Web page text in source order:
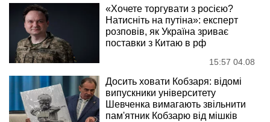
«Хочете торгувати з росією?
Натисніть на путіна»: експерт
розповів, як Україна зриває
поставки з Китаю в рф
15:57 04.08
Досить ховати Кобзаря: відомі
випускники університету
Шевченка вимагають звільнити
пам'ятник Кобзарю від мішків